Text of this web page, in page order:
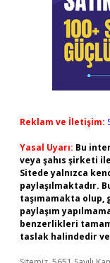
Reklam ve İletişim:
Yasal Uyarı: Bu
veya şahıs şirketi
Sitede yalnızca
paylaşılmaktadır.
taşımamakta olup,
paylaşım
benzerlikleri
taslak halindedir